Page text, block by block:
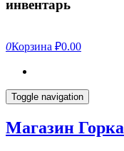
инвентарь
0Корзина ₽0.00
Toggle navigation
Магазин Горка